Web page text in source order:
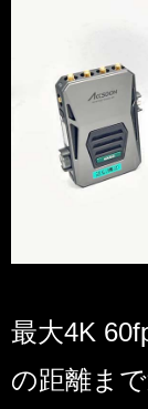
最大4K
の距離ま